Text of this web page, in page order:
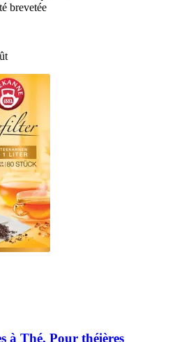
brevetée
à Thé, Pour théières